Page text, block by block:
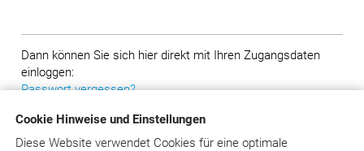
Cookie Hinweise und Einstellungen
Diese Website verwendet Cookies für eine optimale
Dann können Sie sich hier direkt mit Ihren Zugangsdaten
einloggen:
Passwort vergessen?